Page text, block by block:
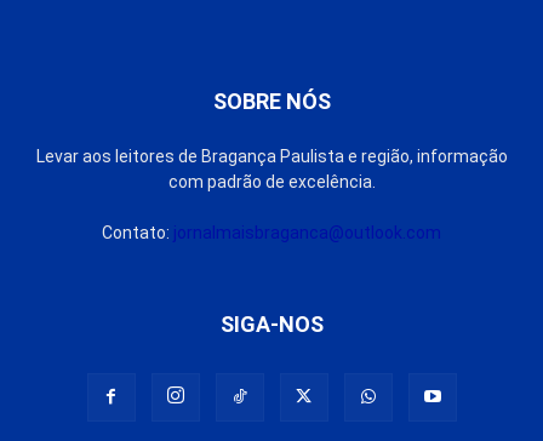
SOBRE NÓS
Levar aos leitores de Bragança Paulista e região, informação
com padrão de excelência.
Contato: jornalmaisbraganca@outlook.com
SIGA-NOS